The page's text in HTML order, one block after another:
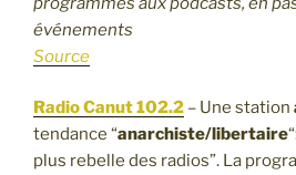
événements
Source
Radio Canut 102.2 – Une station
tendance “anarchiste/libertaire
plus rebelle des radios”. La